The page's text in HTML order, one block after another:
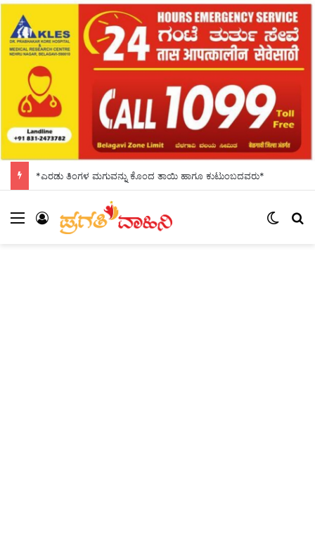
*ಎರಡು ತಿಂಗಳ ಮಗುವನ್ನು ಕೊಂದ ತಾಯಿ ಹಾಗೂ ಕುಟುಂಬದವರು*
Menu Log In